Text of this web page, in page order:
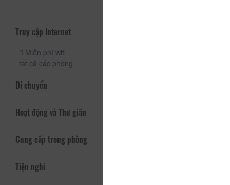
Truy cập Internet
Miễn phí wifi
tất cả các phòng
Di chuyển
Hoạt động và Thư giãn
Cung cấp trong phòng
Tiện nghi